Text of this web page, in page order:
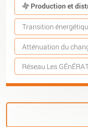
Production et
Transition
Atténuation du
Réseau Les